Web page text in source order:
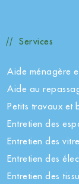
Services
Aide ménagère
Aide au
Petits travaux et
Entretien des
Entretien des
Entretien des
Entretien des